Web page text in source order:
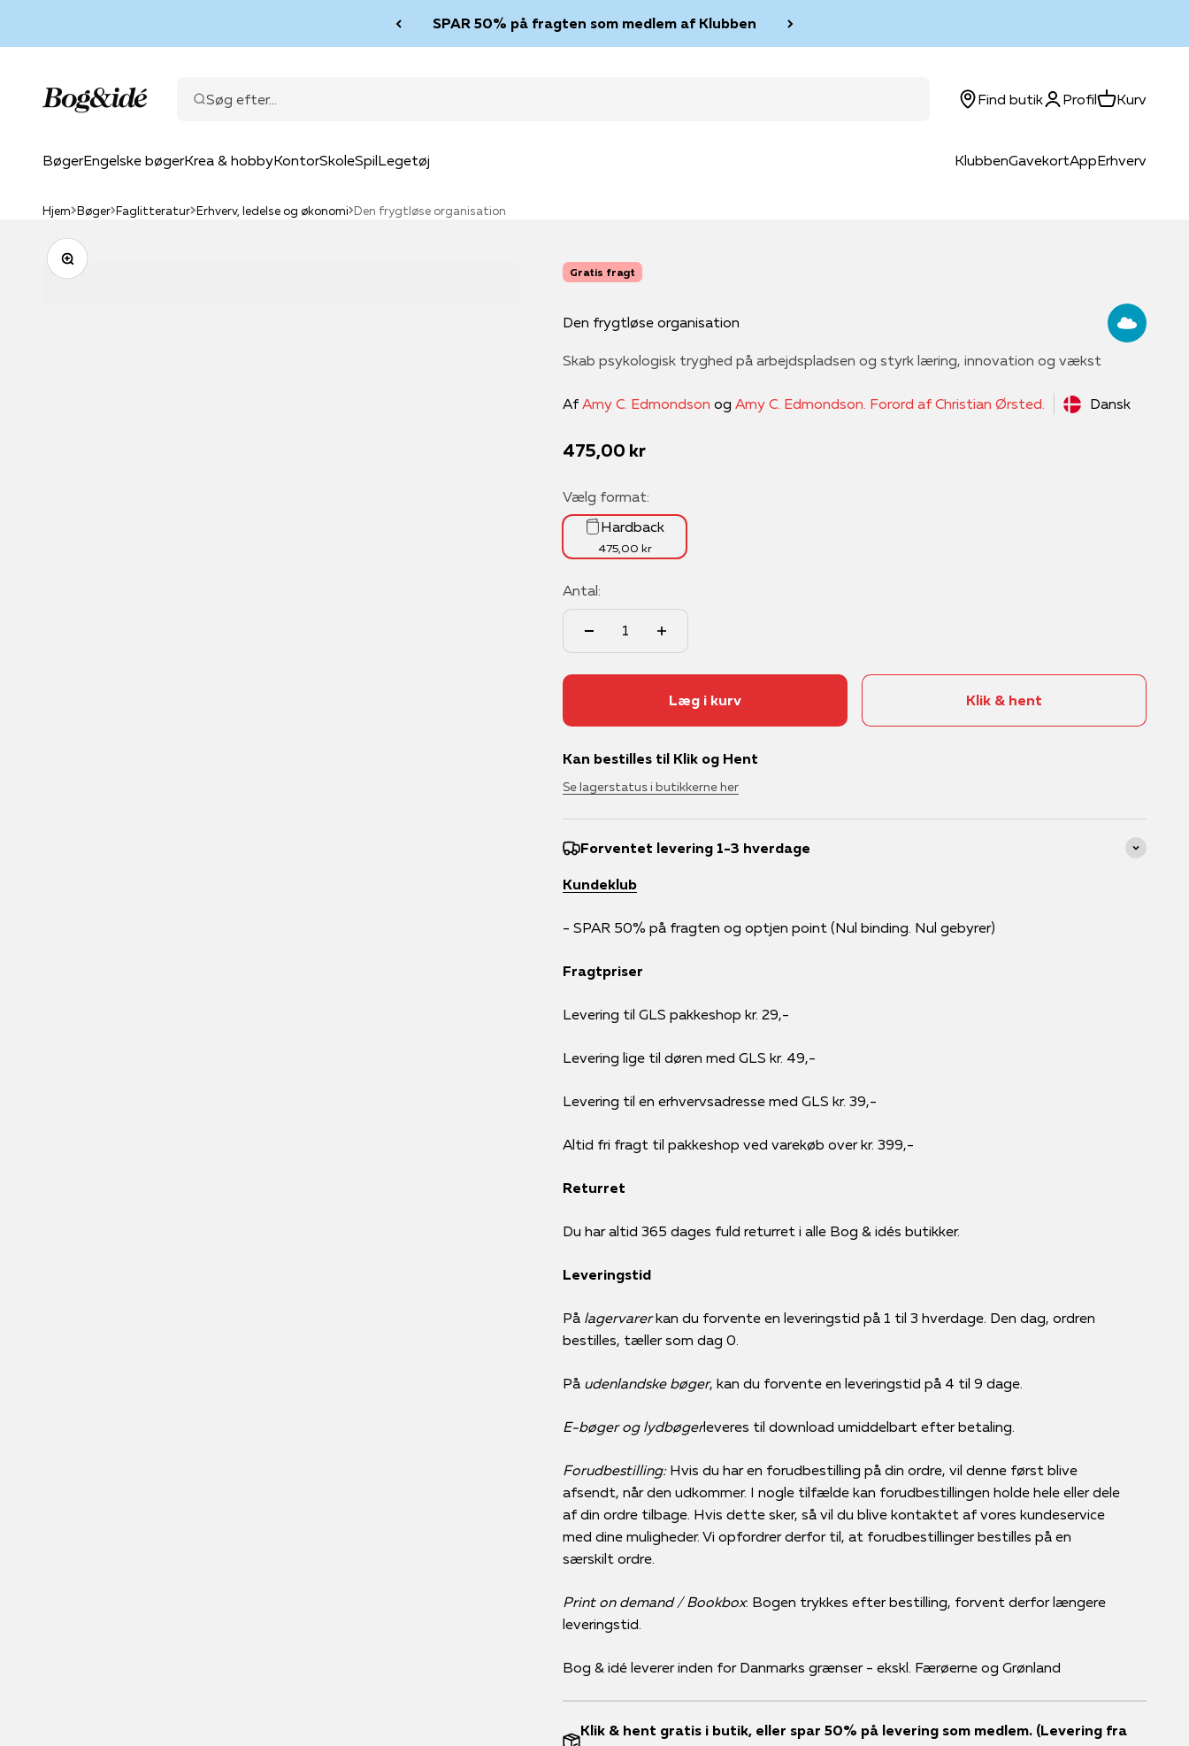
SPAR 50% på fragten som medlem af Klubben
BøgerEngelske bøgerKrea & hobbyKontorSkoleSpilLegetøj KlubbenGavekortAppErhverv
Søg efter...
Bog & idé Find butikLog ind
ProfilKurvKurv
Hjem Bøger Faglitteratur Erhverv, ledelse og økonomi Den frygtløse organisation
Zoom
Gratis fragt
Den frygtløse organisation
Skab psykologisk tryghed på arbejdspladsen og styrk læring, innovation og vækst
Af Amy C. Edmondson og Amy C. Edmondson. Forord af Christian Ørsted. Dansk
Salgspris
475,00 kr
Vælg format:
Hardback
475,00 kr
Antal:
Læg i kurv Klik & hent
Kan bestilles til Klik og Hent
Se lagerstatus i butikkerne her
Forventet levering 1-3 hverdage
Kundeklub
- SPAR 50% på fragten og optjen point (Nul binding. Nul gebyrer)
Fragtpriser
Levering til GLS pakkeshop kr. 29,-
Levering lige til døren med GLS kr. 49,-
Levering til en erhvervsadresse med GLS kr. 39,-
Altid fri fragt til pakkeshop ved varekøb over kr. 399,-
Returret
Du har altid 365 dages fuld returret i alle Bog & idés butikker.
Leveringstid
På lagervarerkan du forvente en leveringstid på 1 til 3 hverdage. Den dag, ordren
bestilles, tæller som dag 0.
På udenlandske bøger, kan du forvente en leveringstid på 4 til 9 dage.
E-bøger og lydbøgerleveres til download umiddelbart efter betaling.
Forudbestilling:Hvis du har en forudbestilling på din ordre, vil denne først blive
afsendt, når den udkommer. I nogle tilfælde kan forudbestillingen holde hele eller dele
af din ordre tilbage. Hvis dette sker, så vil du blive kontaktet af vores kundeservice
med dine muligheder. Vi opfordrer derfor til, at forudbestillinger bestilles på en
særskilt ordre.
Print on demand / Bookbox: Bogen trykkes efter bestilling, forvent derfor længere
leveringstid.
Bog & idé leverer inden for Danmarks grænser - ekskl. Færøerne og Grønland
Klik & hent gratis i butik, eller spar 50% på levering som medlem. (Levering fra